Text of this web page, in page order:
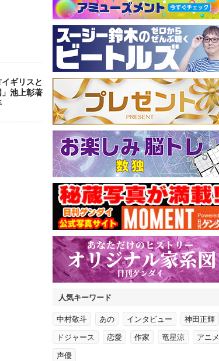
イギリスと
池上彰著
人気キーワード
中村敬斗 あの インタビュー 神田正輝
ドジャース 恋愛 作家 竜星涼 アニメ
声優